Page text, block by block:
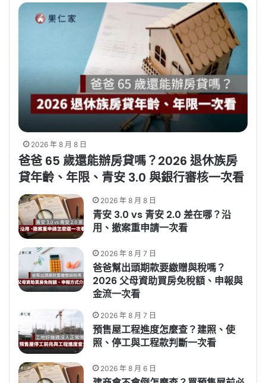
2026 年 8 月 8 日
爸爸 65 歲還能辦房貸嗎？2026 退休族房
貸年齡、年限、青安 3.0 與銀行審核一次看
2026 年 8 月 8 日
青安 3.0 vs 青安 2.0 差在哪？沿
用、撤案重申請一次看
2026 年 8 月 7 日
爸爸幫出頭期款要繳贈與稅嗎？
2026 父母資助買房免稅額、申報與
金流一次看
2026 年 8 月 7 日
預售屋工程進度怎麼查？建照、使
照、停工與工程款判斷一次看
2026 年 8 月 6 日